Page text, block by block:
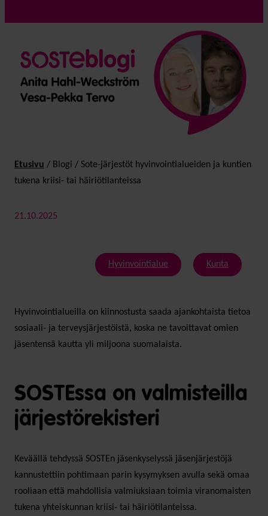
Etusivu / Blogi / Sote-järjestöt hyvin­vointi­alueiden ja kuntien
tukena kriisi- tai häiriö­tilanteissa
21.10.2025
Hyvinvointialue Kunta
Hyvinvointialueilla on kiinnostusta saada ajankohtaista tietoa
sosiaali- ja terveysjärjestöistä, koska ne tavoittavat omien
jäsentensä kautta yli miljoona suomalaista.
SOSTEssa on valmisteilla
järjestörekisteri
Keväällä tehdyssä SOSTEn jäsenkyselyssä jäsenjärjestöjä
kannustettiin pohtimaan parin kysymyksen avulla sekä omaa
rooliaan että mahdollisia valmiuksiaan toimia viranomaisten
tukena yhteiskunnan kriisi- tai häiriötilanteissa.